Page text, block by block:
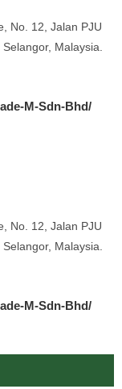
No. 12, Jalan PJU
Malaysia.
M-Sdn-Bhd/
No. 12, Jalan PJU
Malaysia.
M-Sdn-Bhd/